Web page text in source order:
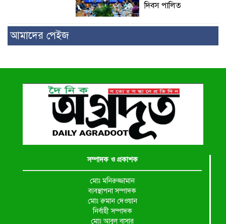
দিবস পালিত
আমাদের পেইজ
সম্পাদক ও প্রকাশক
মোঃ মনিরুজ্জামান
ব্যবস্থাপনা সম্পাদক
মোঃ রুমান দেওয়ান
নির্বাহী সম্পাদক
মোঃ আবুল বাসার